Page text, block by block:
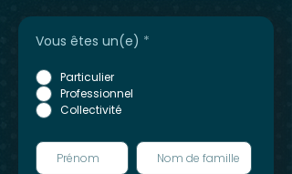
Vous êtes un(e) *
Particulier
Professionnel
Collectivité